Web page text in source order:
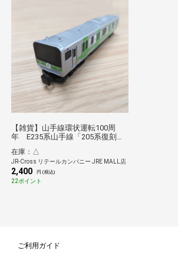
【雑貨】山手線環状運転100周
年 E235系山手線「205系復刻デ
在庫：△
JR-Cross リテールカンパニー JRE MALL店
2,400 円 (税込)
22ポイント
ご利用ガイド